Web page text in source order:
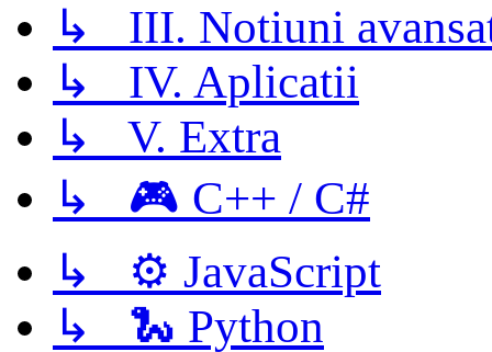
↳ III. Notiuni
↳ IV. Aplicatii
↳ V. Extra
↳ 🎮 C++ / C#
↳ ⚙️ JavaScript
↳ 🐍 Python